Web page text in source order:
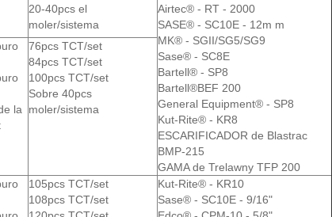
20-40pcs el
moler/sistema
Airtec® - RT - 2000
SASE® - SC10E - 12m m
MK® - SGII/SG5/SG9
Sase® - SC8E
Bartell® - SP8
Bartell®BEF 200
General Equipment® - SP8
Kut-Rite® - KR8
ESCARIFICADOR de Blastrac
BMP-215
GAMA de Trelawny TFP 200
la
76pcs TCT/set
84pcs TCT/set
100pcs TCT/set
Sobre 40pcs
moler/sistema
105pcs TCT/set
108pcs TCT/set
Kut-Rite® - KR10
Sase® - SC10E - 9/16"